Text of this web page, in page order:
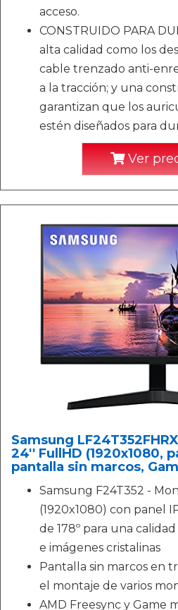
acceso.
CONSTRUIDO PARA
alta calidad como los
cable trenzado anti-
a la tracción; y una
garantizan que los
estén diseñados para
Ver
Samsung
24'' FullHD (1920x1080,
pantalla sin marcos,
Samsung F24T352 -
(1920x1080) con panel
de 178º para una
e imágenes cristalinas
Pantalla sin marcos en
el montaje de varios
AMD Freesync y Game